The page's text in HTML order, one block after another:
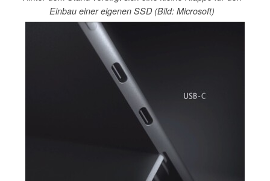
Einbau einer eigenen SSD (Bild: Microsoft)